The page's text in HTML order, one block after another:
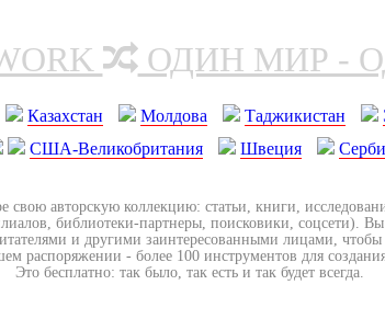
ОДИН МИР -
Казахстан Молдова Таджикистан
США-Великобритания
Швеция
свою авторскую коллекцию: статьи, книги,
библиотеки-партнеры, поисковики, соцсети).
и другими заинтересованными лицами,
распоряжении - более 100 инструментов для
Это бесплатно: так было, так есть и так будет всегда.